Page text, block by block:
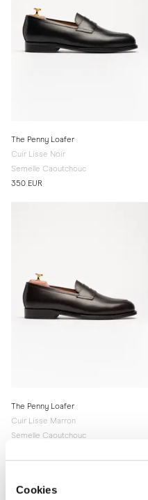
Cookies
The Penny Loafer
Cuir Lisse Noir
Semelle Caoutchouc
350 EUR
The Penny Loafer
Cuir Lisse Marron
Semelle Caoutchouc